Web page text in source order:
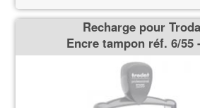
Recharge pour
Encre tampon réf. 6/55